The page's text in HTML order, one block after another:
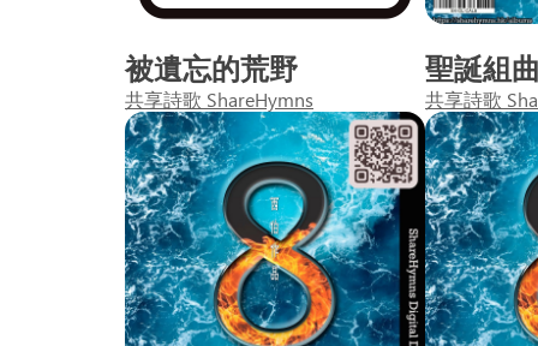
被遺忘的荒野
共享詩歌 ShareHymns
聖誕組
共享詩歌